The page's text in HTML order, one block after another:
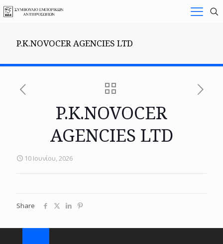
P.K.NOVOCER AGENCIES LTD
P.K.NOVOCER
AGENCIES LTD
10 Ιουνίου, 2026
Share